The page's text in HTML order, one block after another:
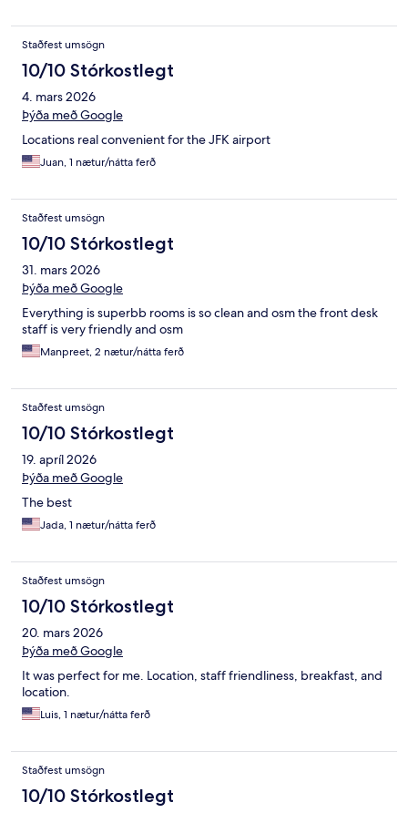
Staðfest umsögn
10/10 Stórkostlegt
4. mars 2026
Þýða með Google
Locations real convenient for the JFK airport
Juan, 1 nætur/nátta ferð
Staðfest umsögn
10/10 Stórkostlegt
31. mars 2026
Þýða með Google
Everything is superbb rooms is so clean and osm the front desk
staff is very friendly and osm
Manpreet, 2 nætur/nátta ferð
Staðfest umsögn
10/10 Stórkostlegt
19. apríl 2026
Þýða með Google
The best
Jada, 1 nætur/nátta ferð
Staðfest umsögn
10/10 Stórkostlegt
20. mars 2026
Þýða með Google
It was perfect for me. Location, staff friendliness, breakfast, and
location.
Luis, 1 nætur/nátta ferð
Staðfest umsögn
10/10 Stórkostlegt